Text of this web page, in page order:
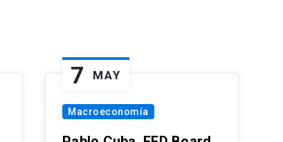
7 MAY
Macroeconomía